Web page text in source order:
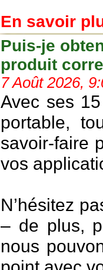
En savoir
Puis-je
produit
7 Août 2026,
Avec ses
portable,
savoir-faire
vos
N’hésitez
– de plus,
nous